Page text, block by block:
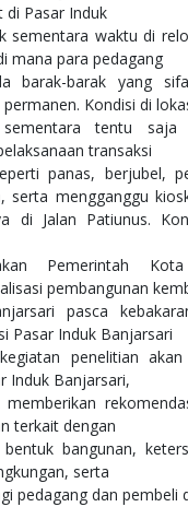
di Pasar Induk
sementara waktu di
mana para pedagang
barak-barak yang
Kondisi di
sementara tentu saja
transaksi
panas, berjubel,
serta mengganggu
di Jalan Patiunus.
Pemerintah
pembangunan
pasca
Pasar Induk Banjarsari
penelitian
Induk Banjarsari,
memberikan
terkait dengan
bangunan,
serta
pedagang dan pembeli